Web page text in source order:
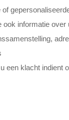
informatie over
een klacht indient